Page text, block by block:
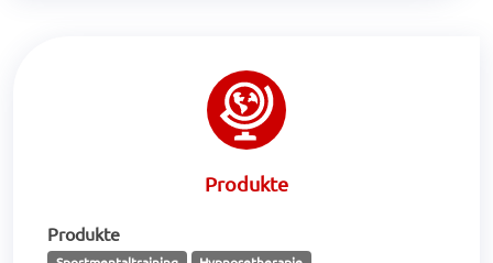
Produkte
Produkte